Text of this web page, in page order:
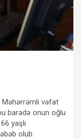
Məhərrəmli vəfat
barədə onun oğlu
yaşlı
olub.